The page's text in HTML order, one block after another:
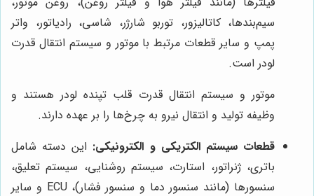
سیم‌بندها، کاتالیزور، توربو شارژر، شاسی، رادیاتور، واتر
پمپ و سایر قطعات مرتبط با موتور و سیستم انتقال قدرت
لودر است.
موتور و سیستم انتقال قدرت قلب تپنده لودر هستند و
وظیفه تولید و انتقال نیرو به چرخ‌ها را بر عهده دارند.
قطعات سیستم الکتریکی و الکترونیکی: این دسته شامل
باتری، ژنراتور، استارت، سیستم روشنایی، سیستم تعلیق،
سنسورها (مانند سنسور دما و سنسور فشار)، ECU و سایر